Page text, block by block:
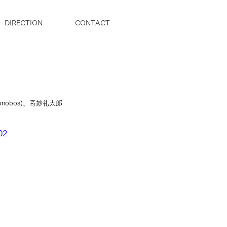
DIRECTION CONTACT
、奇妙礼太郎